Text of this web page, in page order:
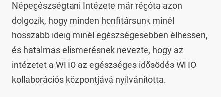
Népegészségtani Intézete már régóta azon
dolgozik, hogy minden honfitársunk minél
hosszabb ideig minél egészségesebben élhessen,
és hatalmas elismerésnek nevezte, hogy az
intézetet a WHO az egészséges idősödés WHO
kollaborációs központjává nyilvánította.